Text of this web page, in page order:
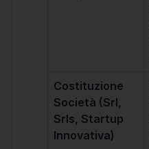
Costituzione
Società (Srl,
Srls, Startup
Innovativa)